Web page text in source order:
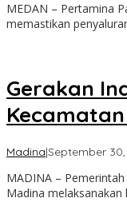
MEDAN – Pertamina
memastikan
Gerakan
Madina|September
MADINA –
Madina